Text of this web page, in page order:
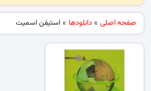
صفحه اصلی » دانلودها » استیفن اسمیت